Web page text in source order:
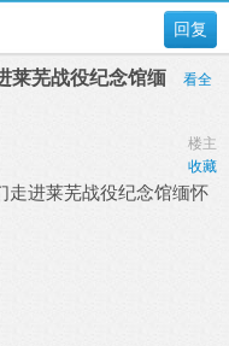
回复
莱芜战役纪念馆缅
看全
楼主
收藏
走进莱芜战役纪念馆缅怀